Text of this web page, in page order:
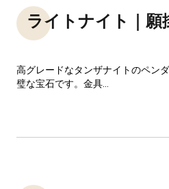
ライトナイト｜
高グレードなタンザナイトのペン
璧な宝石です。金具...